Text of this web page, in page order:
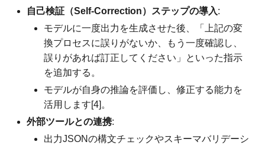
自己検証（Self-Correction）ステップの導入:
モデルに一度出力を生成させた後、「上記の変
換プロセスに誤りがないか、もう一度確認し、
誤りがあれば訂正してください」といった指示
を追加する。
モデルが自身の推論を評価し、修正する能力を
活用します[4]。
外部ツールとの連携:
出力JSONの構文チェックやスキーマバリデーシ